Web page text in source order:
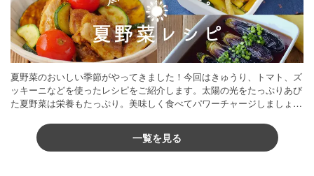
夏野菜のおいしい季節がやってきました！今回はきゅうり、トマト、ズ
ッキーニなどを使ったレシピをご紹介します。太陽の光をたっぷりあび
た夏野菜は栄養もたっぷり。美味しく食べてパワーチャージしましょう
一覧を見る